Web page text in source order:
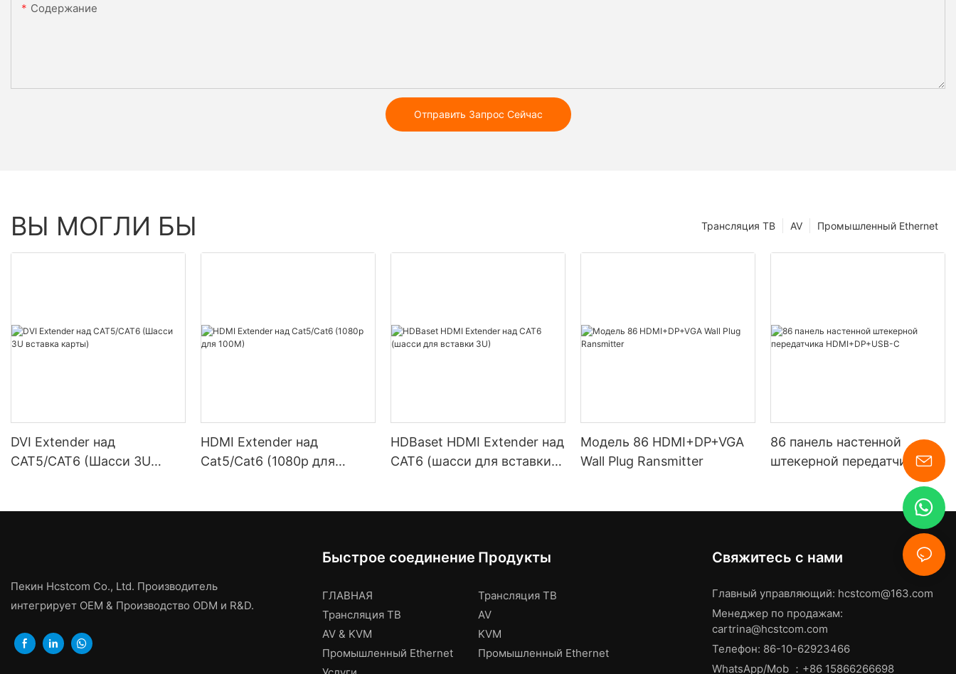
Содержание
Отправить Запрос Сейчас
ВЫ МОГЛИ БЫ Промышленный Ethernet
AV
Трансляция ТВ
DVI Extender над
CAT5/CAT6 (Шасси 3U
HDMI Extender над
Cat5/Cat6 (1080p для
HDBaset HDMI Extender над
CAT6 (шасси для вставки
Модель 86 HDMI+DP+VGA
Wall Plug Ransmitter
86 панель настенной
штекерной передатчика
Пекин Hcstcom Co., Ltd. Производитель
интегрирует OEM & Производство ODM и R&D.
Быстрое соединение
ГЛАВНАЯ
Трансляция ТВ
AV & KVM
Промышленный Ethernet
Продукты
Трансляция ТВ
AV
KVM
Промышленный Ethernet
Свяжитесь с нами
Главный управляющий: hcstcom@163.com
Менеджер по продажам:
cartrina@hcstcom.com
Телефон: 86-10-62923466
WhatsApp/Mob ：+86 15866266698